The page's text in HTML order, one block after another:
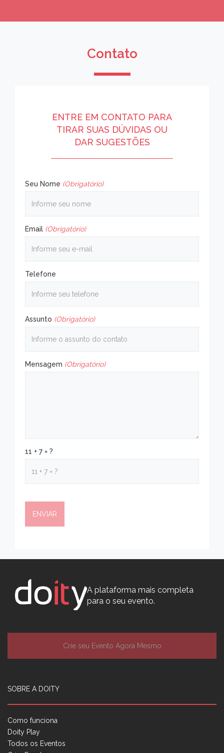
Contato
ENTRE EM CONTATO PARA
TIRAR SUAS DÚVIDAS OU
DAR SUGESTÕES
Seu Nome (Obrigatório)
Email (Obrigatório)
Telefone
Assunto (Obrigatório)
Mensagem (Obrigatório)
11 + 7 = ?
A plataforma mais completa
para o seu evento.
Crie seu Evento Agora Mesmo
SOBRE A DOITY
Como funciona
Doity Play
Todos os Eventos